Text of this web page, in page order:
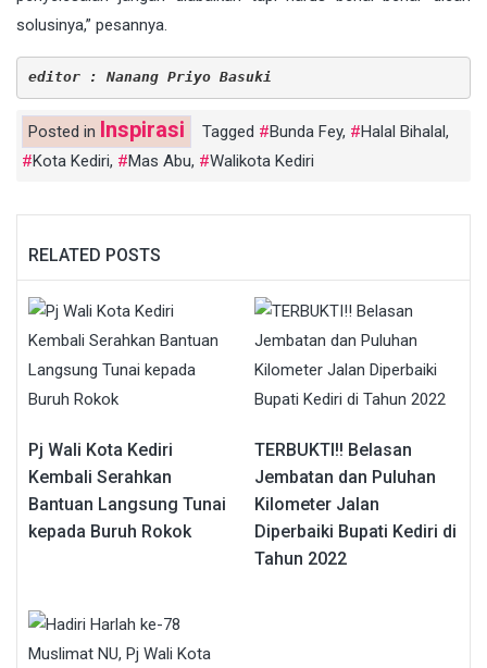
solusinya,” pesannya.
editor : Nanang Priyo Basuki
Posted in Inspirasi Tagged Bunda Fey, Halal Bihalal,
Kota Kediri, Mas Abu, Walikota Kediri
RELATED POSTS
Pj Wali Kota Kediri
Kembali Serahkan
Bantuan Langsung Tunai
kepada Buruh Rokok
TERBUKTI!! Belasan
Jembatan dan Puluhan
Kilometer Jalan
Diperbaiki Bupati Kediri di
Tahun 2022